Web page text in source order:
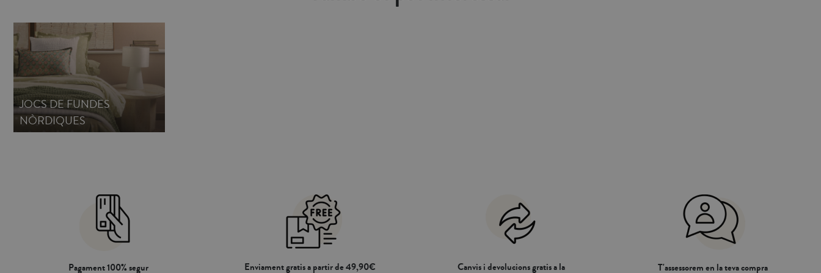
nòrdic i evitar que es mogui. Crea la teva pròpia combinació
amb la nostra col·lecció de BÀSICS: fundes nòrdiques,
llençols i fundes de coixí .
JOCS DE FUNDES
NÒRDIQUES
Pagament 100% segur Enviament gratis a partir de 49,90€ Canvis i devolucions gratis a la T'assessorem en la teva compra